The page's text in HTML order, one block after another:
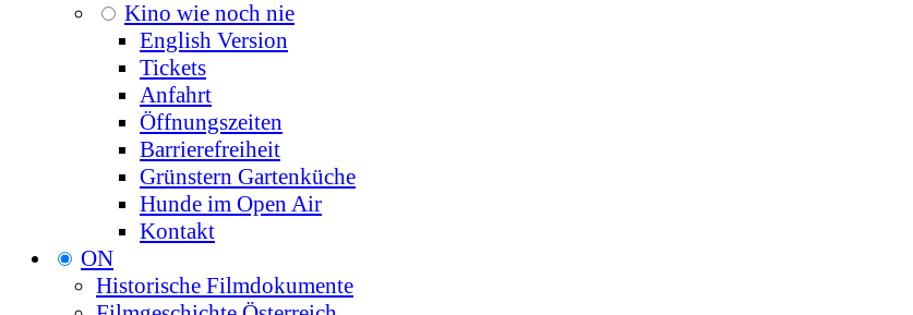
Kino wie noch nie
English Version
Tickets
Anfahrt
Öffnungszeiten
Barrierefreiheit
Grünstern Gartenküche
Hunde im Open Air
Kontakt
ON
Historische Filmdokumente